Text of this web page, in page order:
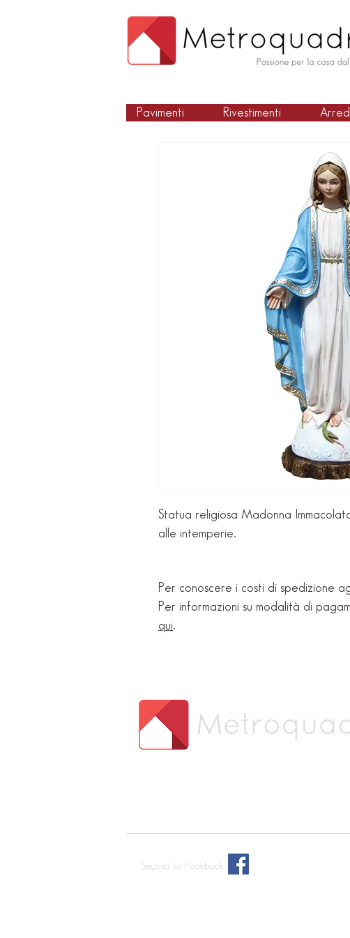
Pavimenti Rivestimenti
Statua religiosa Madonna
alle intemperie.
Per conoscere i costi di spedizione
Per informazioni su modalità di
qui.
Seguici su Facebook